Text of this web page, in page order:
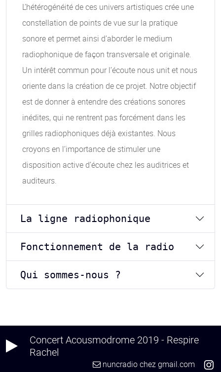
L’hétérogénéité de ces univers artistiques crée une
constellation de points de vue sur la pratique
sonore et permet ainsi d’aborder le medium
radiophonique de façon transversale et originale.
Un intérêt commun pour l’écoute nous unit et nous
oriente dans la création de ce projet. Notre objectif
est de donner à entendre des créations sonores
inédites, qui ne rentrent pas forcément dans les
grilles radiophoniques déjà existantes. Nous
croyons en l’importance de stimuler une
disposition active d’écoute chez les auditrices et
auditeurs.
La ligne radiophonique
Fonctionnement de la radio
Qui sommes-nous ?
Concert Acousmodrome 2019 - Respire
Rachel
nuncradiochezgmail.com